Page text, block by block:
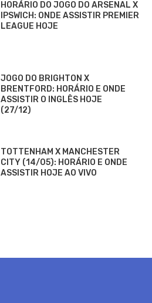
HORÁRIO DO JOGO DO ARSENAL X
IPSWICH: ONDE ASSISTIR PREMIER
LEAGUE HOJE
JOGO DO BRIGHTON X
BRENTFORD: HORÁRIO E ONDE
ASSISTIR O INGLÊS HOJE
(27/12)
TOTTENHAM X MANCHESTER
CITY (14/05): HORÁRIO E ONDE
ASSISTIR HOJE AO VIVO